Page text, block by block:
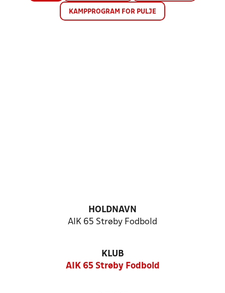
KAMPPROGRAM FOR PULJE
HOLDNAVN
AIK 65 Strøby Fodbold
KLUB
AIK 65 Strøby Fodbold